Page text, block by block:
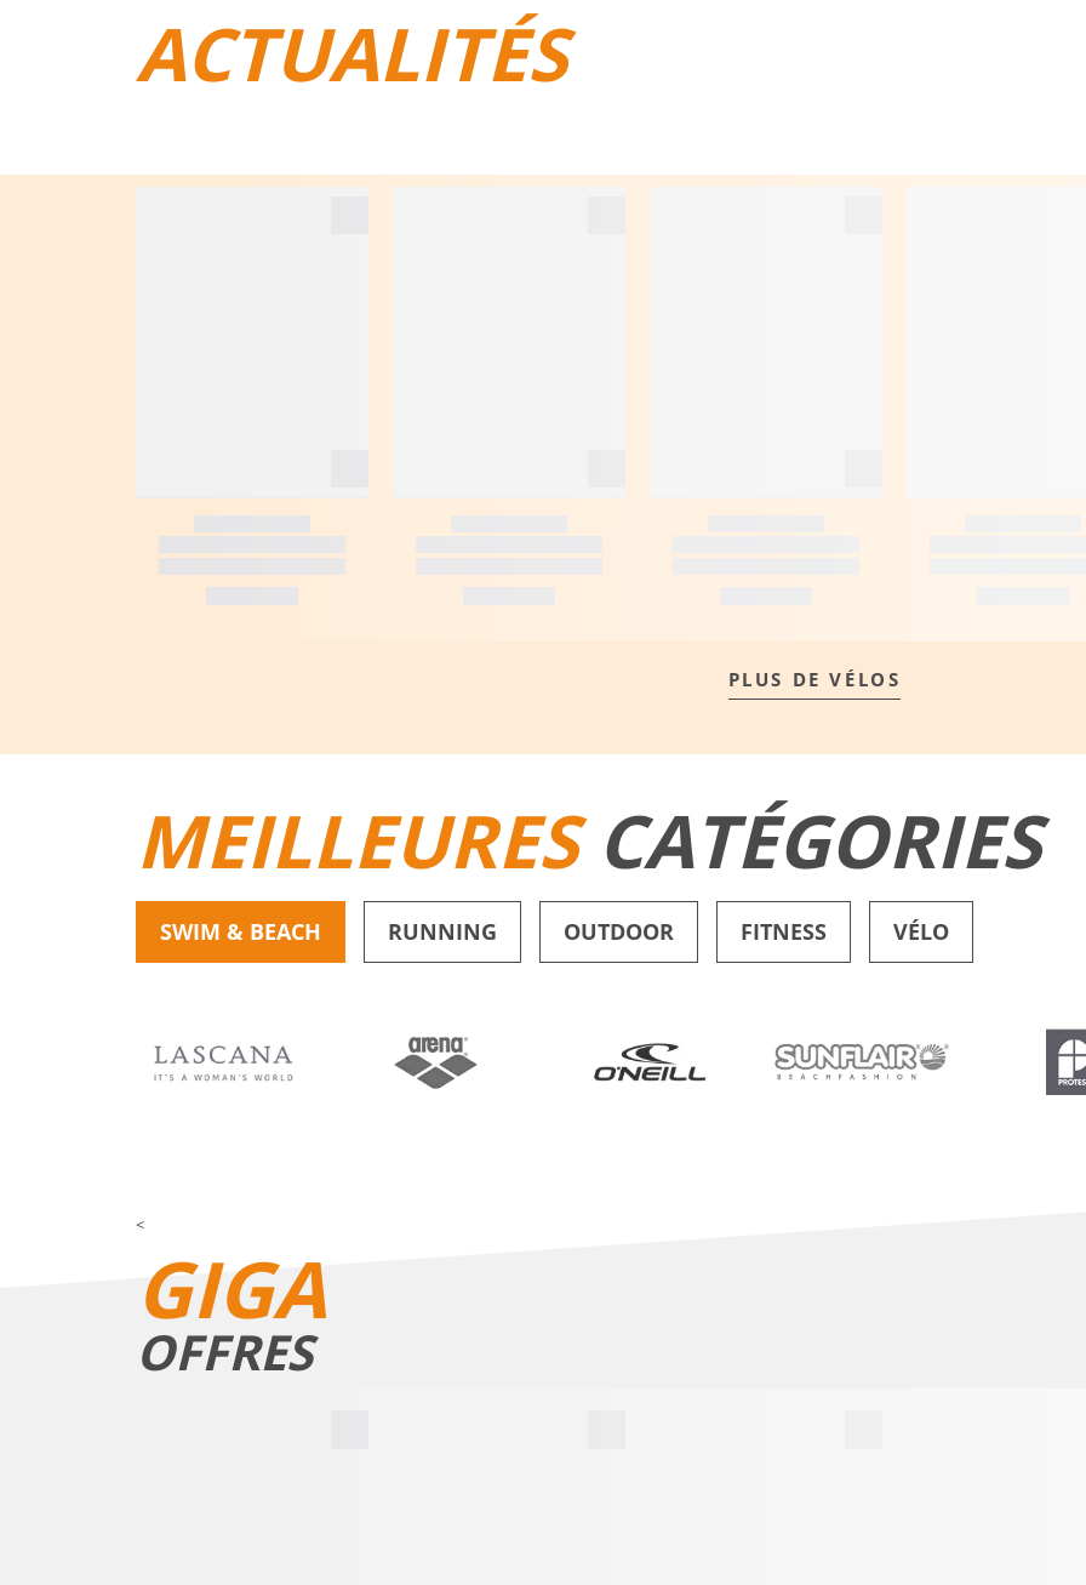
ACTUALITÉS
PLUS DE VÉLOS
MEILLEURESCATÉGORIES
SWIM & BEACH RUNNING OUTDOOR FITNESS VÉLO
CHAUSSURES
<
GIGA
OFFRES